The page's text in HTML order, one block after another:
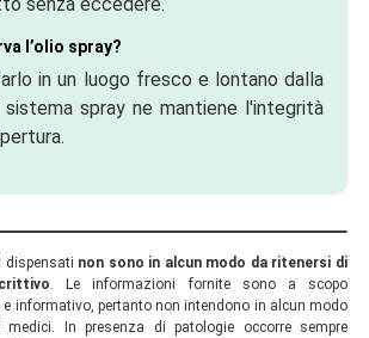
l’olio spray?
in un luogo fresco e lontano dalla
spray ne mantiene l'integrità
dispensati non sono in alcun modo da ritenersi di
. Le informazioni fornite sono a scopo
informativo, pertanto non intendono in alcun modo
In presenza di patologie occorre sempre